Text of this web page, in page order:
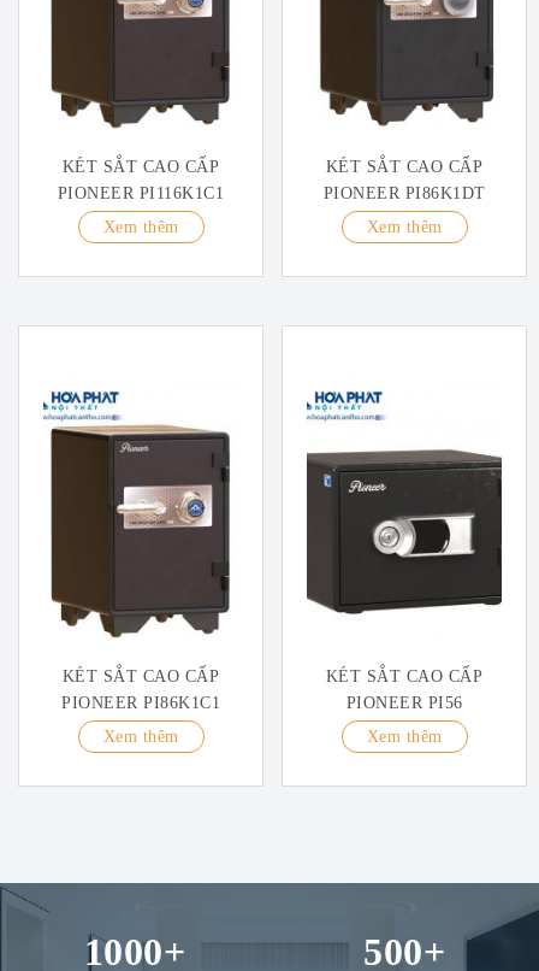
KÉT SẮT CAO CẤP
PIONEER PI116K1C1
Xem thêm
KÉT SẮT CAO CẤP
PIONEER PI86K1DT
Xem thêm
KÉT SẮT CAO CẤP
PIONEER PI86K1C1
Xem thêm
KÉT SẮT CAO CẤP
PIONEER PI56
Xem thêm
1000+ 500+